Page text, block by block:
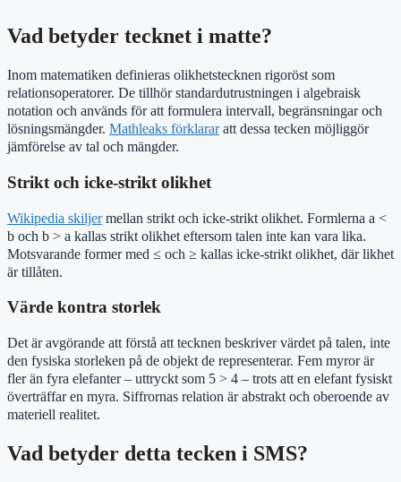
Vad betyder tecknet i matte?
Inom matematiken definieras olikhetstecknen rigoröst som
relationsoperatorer. De tillhör standardutrustningen i algebraisk
notation och används för att formulera intervall, begränsningar och
lösningsmängder. Mathleaks förklararatt dessa tecken möjliggör
jämförelse av tal och mängder.
Strikt och icke-strikt olikhet
Wikipedia skiljermellan strikt och icke-strikt olikhet. Formlerna a <
b och b > a kallas strikt olikhet eftersom talen inte kan vara lika.
Motsvarande former med ≤ och ≥ kallas icke-strikt olikhet, där likhet
är tillåten.
Värde kontra storlek
Det är avgörande att förstå att tecknen beskriver värdet på talen, inte
den fysiska storleken på de objekt de representerar. Fem myror är
fler än fyra elefanter – uttryckt som 5 > 4 – trots att en elefant fysiskt
överträffar en myra. Siffrornas relation är abstrakt och oberoende av
materiell realitet.
Vad betyder detta tecken i SMS?